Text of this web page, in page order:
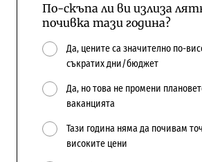
По-скъпа ли ви излиза
почивка тази година?
Да, цените са значително по-
съкратих дни/бюджет
Да, но това не промени
ваканцията
Тази година няма да почивам
високите цени